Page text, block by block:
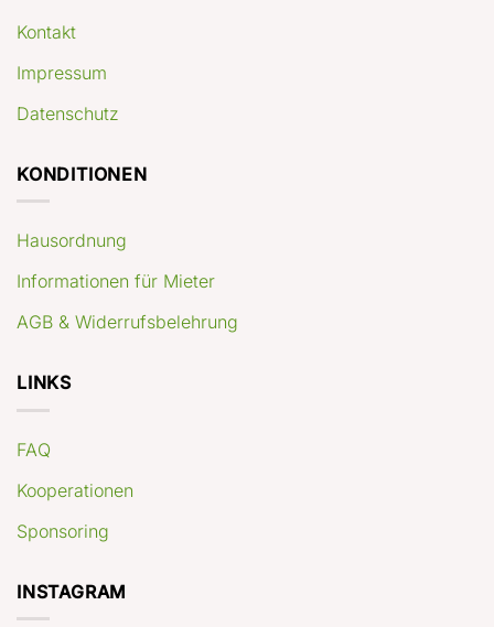
Kontakt
Impressum
Datenschutz
KONDITIONEN
Hausordnung
Informationen für Mieter
AGB & Widerrufsbelehrung
LINKS
FAQ
Kooperationen
Sponsoring
INSTAGRAM